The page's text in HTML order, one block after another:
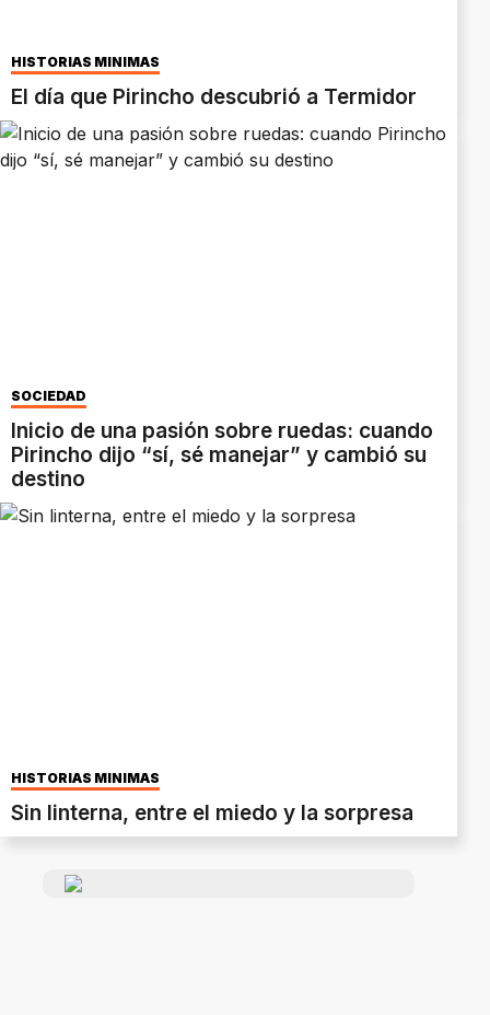
HISTORIAS MÍNIMAS
El día que Pirincho descubrió a Termidor
SOCIEDAD
Inicio de una pasión sobre ruedas: cuando
Pirincho dijo “sí, sé manejar” y cambió su
destino
HISTORIAS MÍNIMAS
Sin linterna, entre el miedo y la sorpresa